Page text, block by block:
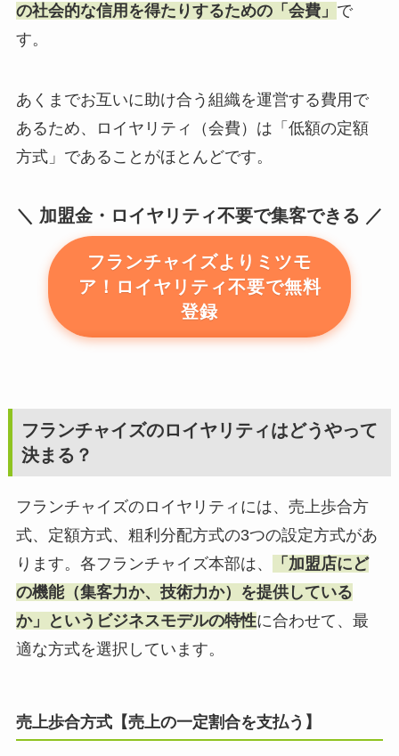
の社会的な信用を得たりするための「会費」 で
す。
あくまでお互いに助け合う組織を運営する費用で
あるため、ロイヤリティ（会費）は「低額の定額
方式」であることがほとんどです。
加盟金・ロイヤリティ不要で集客できる
フランチャイズよりミツモ
ア！ロイヤリティ不要で無料
登録
フランチャイズのロイヤリティはどうやって
決まる？
フランチャイズのロイヤリティには、売上歩合方
式、定額方式、粗利分配方式の3つの設定方式があ
ります。各フランチャイズ本部は、
「加盟店にど
の機能（集客力か、技術力か）を提供している
か」というビジネスモデルの特性に合わせて、最
適な方式を選択しています。
売上歩合方式【売上の一定割合を支払う】